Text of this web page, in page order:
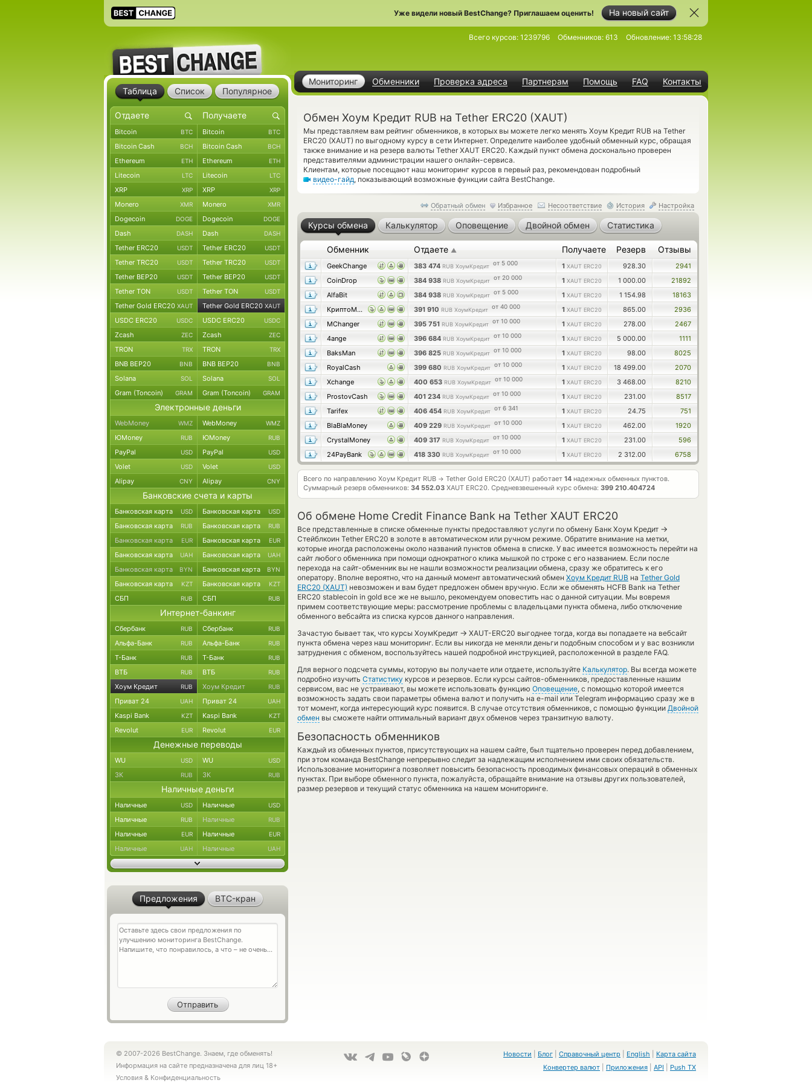
На новый сайт
Уже видели новый BestChange? Приглашаем оценить!
Мониторинг Обменники Проверка адреса Партнерам Помощь FAQ Контакты
Всего курсов: 1239796 Обменников: 613 Обновление: 13:58:28
Обмен Хоум Кредит RUB на Tether ERC20 (XAUT)
Мы представляем вам рейтинг обменников, в которых вы можете легко менять Хоум Кредит RUB на Tether
ERC20 (XAUT) по выгодному курсу в сети Интернет. Определите наиболее удобный обменный курс, обращая
также внимание и на резерв валюты Tether XAUT ERC20. Каждый пункт обмена досконально проверен
представителями администрации нашего онлайн-сервиса.
Клиентам, которые посещают наш мониторинг курсов в первый раз, рекомендован подробный
видео-гайд, показывающий возможные функции сайта BestChange.
Обратный обмен Избранное Несоответствие История Настройка
Курсы обмена Калькулятор Оповещение Двойной обмен Статистика
Обменник Отдаете ▲ Получаете Резерв Отзывы
GeekChange 383 474 RUB ХоумКредит от 5 000 1 XAUT ERC20 928.30
2941
CoinDrop
384 938 RUB ХоумКредит от 20 000 1 XAUT ERC20 1 000.00
21892
AlfaBit
384 938 RUB ХоумКредит от 5 000 1 XAUT ERC20 1 154.98
18163
КриптоМенялка
391 910 RUB ХоумКредит от 40 000 1 XAUT ERC20 865.00
2936
MChanger
395 751 RUB ХоумКредит от 10 000 1 XAUT ERC20 278.00
2467
4ange
396 684 RUB ХоумКредит от 10 000 1 XAUT ERC20 5 000.00
1111
BaksMan
396 825 RUB ХоумКредит от 10 000 1 XAUT ERC20 98.00
8025
RoyalCash
399 680 RUB ХоумКредит от 10 000 1 XAUT ERC20 18 499.00
2070
Xchange
400 653 RUB ХоумКредит от 10 000 1 XAUT ERC20 3 468.00
8210
ProstovCash
401 234 RUB ХоумКредит от 10 000 1 XAUT ERC20 231.00
8517
Tarifex
406 454 RUB ХоумКредит от 6 341 1 XAUT ERC20 24.75
751
BlaBlaMoney
409 229 RUB ХоумКредит от 10 000 1 XAUT ERC20 462.00
1920
CrystalMoney
409 317 RUB ХоумКредит от 10 000 1 XAUT ERC20 231.00
596
24PayBank
418 330 RUB ХоумКредит от 10 000 1 XAUT ERC20 2 312.00 6758
Всего по направлению Хоум Кредит RUB → Tether Gold ERC20 (XAUT) работает 14 надежных обменных пунктов.
Суммарный резерв обменников: 34 552.03 XAUT ERC20. Средневзвешенный курс обмена: 399 210.404724
Об обмене Home Credit Finance Bank на Tether XAUT ERC20
Все представленные в списке обменные пункты предоставляют услуги по обмену Банк Хоум Кредит →
Стейблкоин Tether ERC20 в золоте в автоматическом или ручном режиме. Обратите внимание на метки,
которые иногда расположены около названий пунктов обмена в списке. У вас имеется возможность перейти на
сайт любого обменника при помощи однократного клика мышкой по строке с его названием. Если после
перехода на сайт-обменник вы не нашли возможности реализации обмена, сразу же обратитесь к его
оператору. Вполне вероятно, что на данный момент автоматический обмен Хоум Кредит RUB на Tether Gold
ERC20 (XAUT) невозможен и вам будет предложен обмен вручную. Если же обменять HCFB Bank на Tether
ERC20 stablecoin in gold все же не вышло, рекомендуем оповестить нас о данной ситуации. Мы вовремя
примем соответствующие меры: рассмотрение проблемы с владельцами пункта обмена, либо отключение
обменного вебсайта из списка курсов данного направления.
Зачастую бывает так, что курсы ХоумКредит → XAUT-ERC20 выгоднее тогда, когда вы попадаете на вебсайт
пункта обмена через наш мониторинг. Если вы никогда не меняли деньги подобным способом и у вас возникли
затруднения с обменом, воспользуйтесь нашей подробной инструкцией, расположенной в разделе FAQ.
Для верного подсчета суммы, которую вы получаете или отдаете, используйте Калькулятор. Вы всегда можете
подробно изучить Статистику курсов и резервов. Если курсы сайтов-обменников, предоставленные нашим
сервисом, вас не устраивают, вы можете использовать функцию Оповещение, с помощью которой имеется
возможность задать свои параметры обмена валют и получить на e-mail или Telegram информацию сразу же в
тот момент, когда интересующий курс появится. В случае отсутствия обменников, с помощью функции Двойной
обмен вы сможете найти оптимальный вариант двух обменов через транзитную валюту.
Безопасность обменников
Каждый из обменных пунктов, присутствующих на нашем сайте, был тщательно проверен перед добавлением,
при этом команда BestChange непрерывно следит за надлежащим исполнением ими своих обязательств.
Использование мониторинга позволяет повысить безопасность проводимых финансовых операций в обменных
пунктах. При выборе обменного пункта, пожалуйста, обращайте внимание на отзывы других пользователей,
размер резервов и текущий статус обменника на нашем мониторинге.
Таблица Список Популярное
Bitcoin BTC Bitcoin BTC
Bitcoin Cash BCH Bitcoin Cash BCH
Ethereum ETH Ethereum ETH
Litecoin LTC Litecoin LTC
XRP XRP XRP XRP
Monero XMR Monero XMR
Dogecoin DOGE Dogecoin DOGE
Dash DASH Dash DASH
Tether ERC20 USDT Tether ERC20 USDT
Tether TRC20 USDT Tether TRC20 USDT
Tether BEP20 USDT Tether BEP20 USDT
Tether TON USDT Tether TON USDT
Tether Gold ERC20 XAUT Tether Gold ERC20 XAUT
USDC ERC20 USDC USDC ERC20 USDC
Zcash ZEC Zcash ZEC
TRON TRX TRON TRX
BNB BEP20 BNB BNB BEP20 BNB
Solana SOL Solana SOL
Gram (Toncoin) GRAM Gram (Toncoin) GRAM
Электронные деньги
WebMoney WMZ WebMoney WMZ
ЮMoney RUB ЮMoney RUB
PayPal USD PayPal USD
Volet USD Volet USD
Alipay CNY Alipay CNY
Банковские счета и карты
Банковская карта USD Банковская карта USD
Банковская карта RUB Банковская карта RUB
Банковская карта EUR Банковская карта EUR
Банковская карта UAH Банковская карта UAH
Банковская карта BYN Банковская карта BYN
Банковская карта KZT Банковская карта KZT
СБП RUB СБП RUB
Интернет-банкинг
Сбербанк RUB Сбербанк RUB
Альфа-Банк RUB Альфа-Банк RUB
Т-Банк RUB Т-Банк RUB
ВТБ RUB ВТБ RUB
Хоум Кредит RUB Хоум Кредит RUB
Приват 24 UAH Приват 24 UAH
Kaspi Bank KZT Kaspi Bank KZT
Revolut EUR Revolut EUR
Денежные переводы
WU USD WU USD
ЗК RUB ЗК RUB
Наличные деньги
Наличные USD Наличные USD
Наличные RUB Наличные RUB
Наличные EUR Наличные EUR
Наличные UAH Наличные UAH
Предложения BTC-кран
© 2007-2026 BestChange. Знаем, где обменять!
Информация на сайте предназначена для лиц 18+
Условия & Конфиденциальность
Новости Блог Справочный центр English
Карта сайта
Конвертер валют
Приложения API Push TX